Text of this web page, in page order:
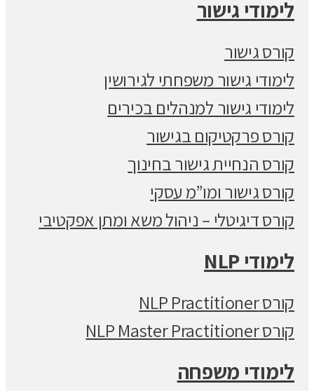
לימודי גישור
קורס גישור
לימודי גישור משפחתי לגירושין
לימודי גישור למנהלים בכירים
קורס פרקטיקום בגישור
קורס הנחיית גישור בחינוך
קורס גישור ומו”מ עסקי
קורס דיגיטלי – ניהול משא ומתן אפקטיבי
לימודי NLP
קורס NLP Practitioner
קורס NLP Master Practitioner
לימודי משפחה